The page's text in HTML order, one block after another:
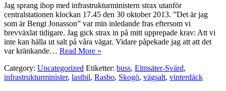
Jag sprang ihop med infrastrukturministern strax utanför
centralstationen klockan 17.45 den 30 oktober 2013. ”Det är jag
som är Bengt Jonasson” var min inledande fras eftersom vi
brevväxlat tidigare. Jag gick strax in på mitt upprepade krav: Att vi
inte kan hälla ut salt på våra vägar. Vidare påpekade jag att att det
var kränkande… Read More »
Category: Uncategorized Etiketter: buss, Elmsäter-Svärd,
infrastrukturminister, lastbil, Rasbo, Skogö, vägsalt, vinterdäck